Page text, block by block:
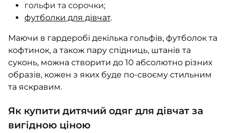
гольфи та сорочки;
футболки для дівчат.
Маючи в гардеробі декілька гольфів, футболок та
кофтинок, а також пару спідниць, штанів та
суконь, можна створити до 10 абсолютно різних
образів, кожен з яких буде по-своєму стильним
та яскравим.
Як купити дитячий одяг для дівчат за
вигідною ціною